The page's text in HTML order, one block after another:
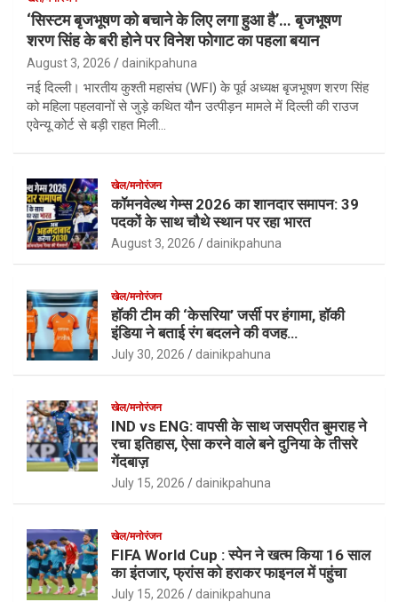
‘सिस्टम बृजभूषण को बचाने के लिए लगा हुआ है’… बृजभूषण
शरण सिंह के बरी होने पर विनेश फोगाट का पहला बयान
August 3, 2026 dainikpahuna
नई दिल्ली। भारतीय कुश्ती महासंघ (WFI) के पूर्व अध्यक्ष बृजभूषण शरण सिंह
को महिला पहलवानों से जुड़े कथित यौन उत्पीड़न मामले में दिल्ली की राउज
एवेन्यू कोर्ट से बड़ी राहत मिली…
खेल/मनोरंजन
कॉमनवेल्थ गेम्स 2026 का शानदार समापन: 39
पदकों के साथ चौथे स्थान पर रहा भारत
August 3, 2026 dainikpahuna
खेल/मनोरंजन
हॉकी टीम की ‘केसरिया’ जर्सी पर हंगामा, हॉकी
इंडिया ने बताई रंग बदलने की वजह…
July 30, 2026 dainikpahuna
खेल/मनोरंजन
IND vs ENG: वापसी के साथ जसप्रीत बुमराह ने
रचा इतिहास, ऐसा करने वाले बने दुनिया के तीसरे
गेंदबाज़
July 15, 2026 dainikpahuna
खेल/मनोरंजन
FIFA World Cup : स्पेन ने खत्म किया 16 साल
का इंतजार, फ्रांस को हराकर फाइनल में पहुंचा
July 15, 2026 dainikpahuna